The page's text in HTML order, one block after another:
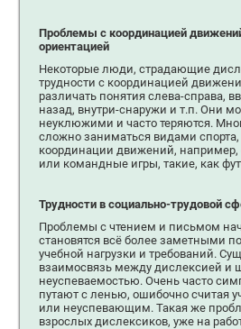
Проблемы с координацией
ориентацией
Некоторые люди, страдающие
трудности с координацией
различать понятия слева-справа,
назад, внутри-снаружи и т.п. Они
неуклюжими и часто теряются.
сложно заниматься видами
координации движений, например,
или командные игры, такие, как
Трудности в социально-трудовой
Проблемы с чтением и письмом
становятся всё более заметными
учебной нагрузки и требований.
взаимосвязь между дислексией и
неуспеваемостью. Очень часто
путают с ленью, ошибочно считая
или неуспевающим. Такая же
взрослых дислексиков, уже на